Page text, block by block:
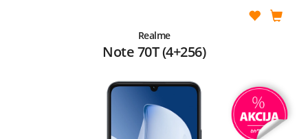
Realme
Note 70T (4+256)